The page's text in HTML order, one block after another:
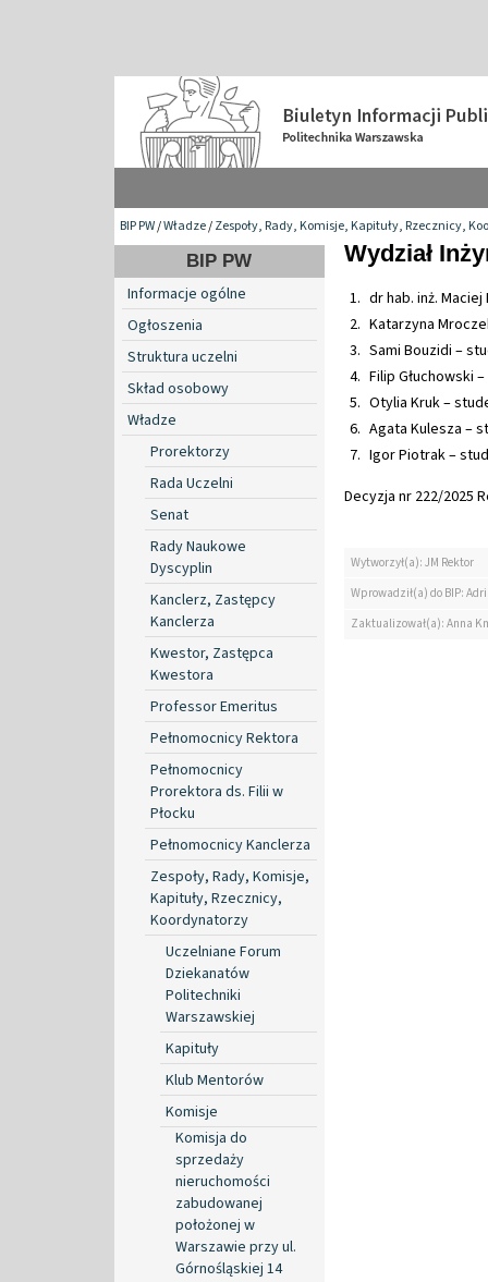
BIP PW/Władze/Zespoły, Rady, Komisje, Kapituły, Rzecznicy,
BIP PW
Informacje ogólne
Ogłoszenia
Struktura uczelni
Skład osobowy
Władze
Prorektorzy
Rada Uczelni
Senat
Rady Naukowe
Dyscyplin
Kanclerz, Zastępcy
Kanclerza
Kwestor, Zastępca
Kwestora
Professor Emeritus
Pełnomocnicy Rektora
Pełnomocnicy
Prorektora ds. Filii w
Płocku
Pełnomocnicy Kanclerza
Zespoły, Rady, Komisje,
Kapituły, Rzecznicy,
Koordynatorzy
Uczelniane Forum
Dziekanatów
Politechniki
Warszawskiej
Kapituły
Klub Mentorów
Komisje
Komisja do
sprzedaży
nieruchomości
zabudowanej
położonej w
Warszawie przy ul.
Górnośląskiej 14
Wydział
dr hab. inż.
Katarzyna
Sami Bouzidi –
Filip Głuchowski
Otylia Kruk –
Agata Kulesza –
Igor Piotrak –
Decyzja nr 222/2025
Wytworzył(a): JM Rektor
Wprowadził(a) do BIP:
Zaktualizował(a): Anna